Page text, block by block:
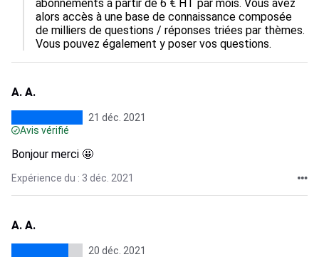
abonnements à partir de 6 € HT par mois. Vous avez
alors accès à une base de connaissance composée
de milliers de questions / réponses triées par thèmes.
Vous pouvez également y poser vos questions.
A. A.
21 déc. 2021
Avis vérifié
Bonjour merci 🤩
Expérience du : 3 déc. 2021
A. A.
20 déc. 2021